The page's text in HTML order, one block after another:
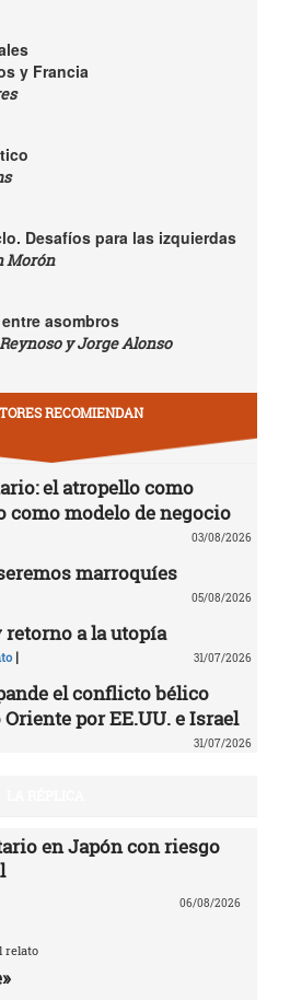
y Francia
Desafíos para las izquierdas
Morón
asombros
y Jorge Alonso
RECOMIENDAN
el atropello como
como modelo de negocio
03/08/2026
marroquíes
05/08/2026
retorno a la utopía
| 31/07/2026
el conflicto bélico
por EE.UU. e Israel
31/07/2026
en Japón con riesgo
06/08/2026
relato